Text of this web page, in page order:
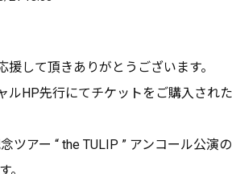
援して頂きありがとうございます。
ルHP先行にてチケットをご購入され
ツアー “ the TULIP ” アンコール公演
。